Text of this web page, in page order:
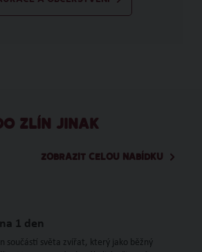
ZLÍN JINAK
ZOBRAZIT CELOU NABÍDKU
1 den
součástí světa zvířat, který jako běžný